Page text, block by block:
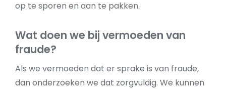
op te sporen en aan te pakken.
Wat doen we bij vermoeden van
fraude?
Als we vermoeden dat er sprake is van fraude,
dan onderzoeken we dat zorgvuldig. We kunnen